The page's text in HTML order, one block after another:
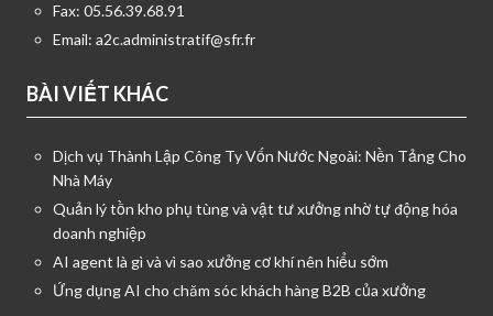
Fax: 05.56.39.68.91
Email: a2c.administratif@sfr.fr
BÀI VIẾT KHÁC
Dịch vụ Thành Lập Công Ty Vốn Nước Ngoài: Nền Tảng Cho
Nhà Máy
Quản lý tồn kho phụ tùng và vật tư xưởng nhờ tự động hóa
doanh nghiệp
AI agent là gì và vì sao xưởng cơ khí nên hiểu sớm
Ứng dụng AI cho chăm sóc khách hàng B2B của xưởng